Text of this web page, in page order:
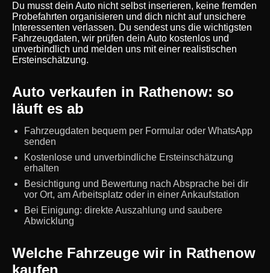
Du musst dein Auto nicht selbst inserieren, keine fremden
Probefahrten organisieren und dich nicht auf unsichere
Interessenten verlassen. Du sendest uns die wichtigsten
Fahrzeugdaten, wir prüfen dein Auto kostenlos und
unverbindlich und melden uns mit einer realistischen
Ersteinschätzung.
Auto verkaufen in Rathenow: so
läuft es ab
Fahrzeugdaten bequem per Formular oder WhatsApp
senden
Kostenlose und unverbindliche Ersteinschätzung
erhalten
Besichtigung und Bewertung nach Absprache bei dir
vor Ort, am Arbeitsplatz oder in einer Ankaufstation
Bei Einigung: direkte Auszahlung und saubere
Abwicklung
Welche Fahrzeuge wir in Rathenow
kaufen